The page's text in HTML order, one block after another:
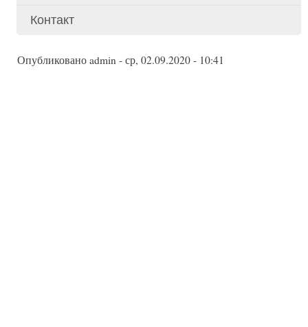
Контакт
Опубликовано admin - ср, 02.09.2020 - 10:41